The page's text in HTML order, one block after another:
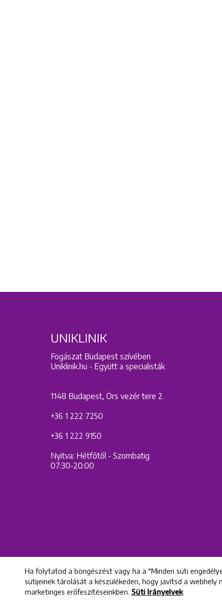
UNIKLINIK
Fogászat Budapest szívében
Uniklinik.hu - Együtt a specialisták
1148 Budapest, Örs vezér tere 2.
+36 1 222 7250
+36 1 222 9150
Nyitva: Hétfőtől - Szombatig
07:30-20:00
Ha folytatod a böngészést vagy ha a “Minden süti
sütijeinek tárolását a készülékeden, hogy javítsd a
marketinges erőfeszítéseinkben. Süti Irányelvek